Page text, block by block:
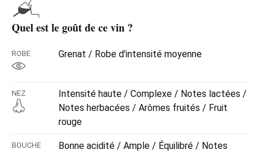
Quel est le goût de ce vin ?
ROBE Grenat / Robe d'intensité moyenne
NEZ
Intensité haute / Complexe / Notes lactées /
Notes herbacées / Arômes fruités / Fruit
rouge
BOUCHE
Bonne acidité / Ample / Équilibré / Notes